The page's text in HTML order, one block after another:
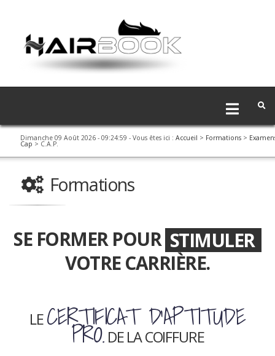
Dimanche 09 Août 2026 - 09:24:59 - Vous êtes ici : Accueil > Formations >
Cap > C.A.P.
Formations
SE FORMER POUR
STIMULER
BOOSTER
VOTRE CARRIÈRE.
LECERTIFICAT D'APTITUDE
PRO.DE LA COIFFURE